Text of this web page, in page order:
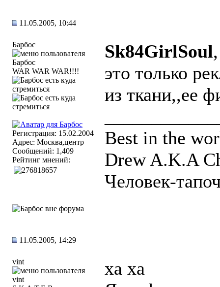
11.05.2005, 10:44
Барбос
WAR WAR WAR!!!!
Регистрация: 15.02.2004
Адрес: Москва,центр
Сообщений: 1,409
Рейтинг мнений:
Sk84GirlSoul
это только
из ткани,,ее
Best in the
Drew A.K.A
Человек-
11.05.2005, 14:29
vint
ха ха